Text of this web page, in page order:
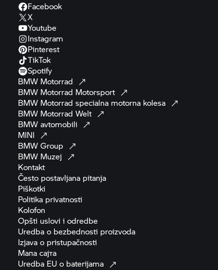
Facebook
X
Youtube
Instagram
Pinterest
TikTok
Spotify
BMW Motorrad
BMW Motorrad Motorsport
BMW Motorrad specialna motorna kolesa
BMW Motorrad Welt
BMWavtomobili
MINI
BMWGroup
BMW Muzej
Kontakt
Često postavljana pitanja
Piškotki
Politika privatnosti
Kolofon
Opšti uslovi iodredbe
Uredba o bezbednosti proizvoda
Izjava o pristupačnosti
Мапасајта
Uredba EU o baterijama